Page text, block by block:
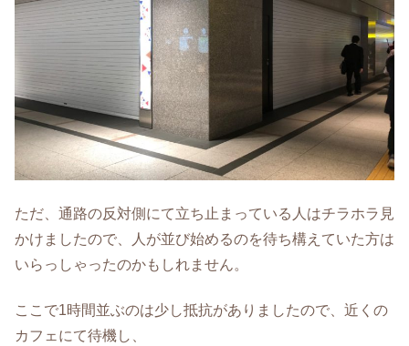
ただ、通路の反対側にて立ち止まっている人はチラホラ見
かけましたので、人が並び始めるのを待ち構えていた方は
いらっしゃったのかもしれません。
ここで1時間並ぶのは少し抵抗がありましたので、近くの
カフェにて待機し、